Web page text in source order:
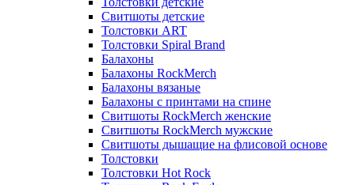
Свитшоты детские
Толстовки ART
Толстовки Spiral Brand
Балахоны
Балахоны RockMerch
Балахоны вязаные
Балахоны с принтами на спине
Свитшоты RockMerch женские
Свитшоты RockMerch мужские
Свитшоты дышащие на флисовой основе
Толстовки
Толстовки Hot Rock